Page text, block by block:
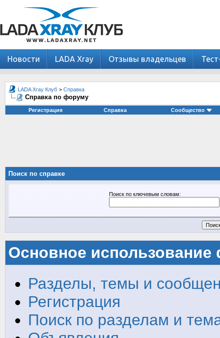
Новости LADA Xray Отзывы владельцев
LADA Xray Клуб > Справка
Справка по форуму
Регистрация Справка Сообщество
Поиск по справке
Поиск по ключевым словам:
Основное
Разделы, темы и
Регистрация
Поиск по разделам и